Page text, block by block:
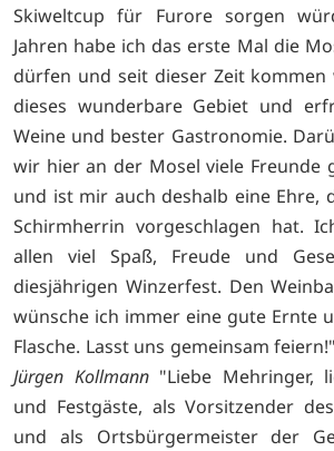
Skiweltcup für Furore sorgen
Jahren habe ich das erste Mal die
dürfen und seit dieser Zeit
dieses wunderbare Gebiet und
Weine und bester Gastronomie.
wir hier an der Mosel viele Freunde
und ist mir auch deshalb eine Ehre,
Schirmherrin vorgeschlagen hat.
allen viel Spaß, Freude und
diesjährigen Winzerfest. Den
wünsche ich immer eine gute Ernte
Flasche. Lasst uns gemeinsam feiern!"
Jürgen Kollmann"Liebe Mehringer,
und Festgäste, als Vorsitzender
und als Ortsbürgermeister der